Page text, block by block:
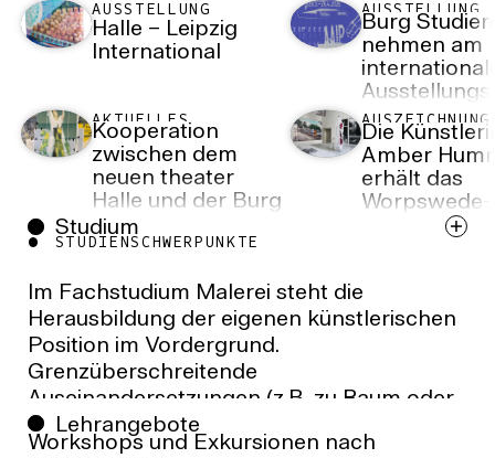
AUSSTELLUNG
Halle – Leipzig
International
AUSSTELLUNG
Burg
nehmen am
Artists As
Independent
Publishers
AKTUELLES
Kooperation
zwischen dem
neuen theater
Halle und der Burg
Giebichenstein
Kunsthochschule
AUSZEICHNUNG
Die
Amber
erhält das
Worpswede-
Stipendium
Studium
STUDIENSCHWERPUNKTE
Im Fachstudium Malerei steht die
Herausbildung der eigenen künstlerischen
Position im Vordergrund.
Grenzüberschreitende
Auseinandersetzungen (z.B. zu Raum oder
Musik) sind möglich und erwünscht.
Lehrangebote
Workshops und Exkursionen nach